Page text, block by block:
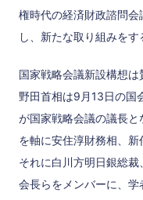
権時代の経済財政諮問
し、新たな取り組みをす
国家戦略会議新設構想
野田首相は9月13日の国
が国家戦略会議の議長
を軸に安住淳財務相、新
それに白川方明日銀総
会長らをメンバーに、